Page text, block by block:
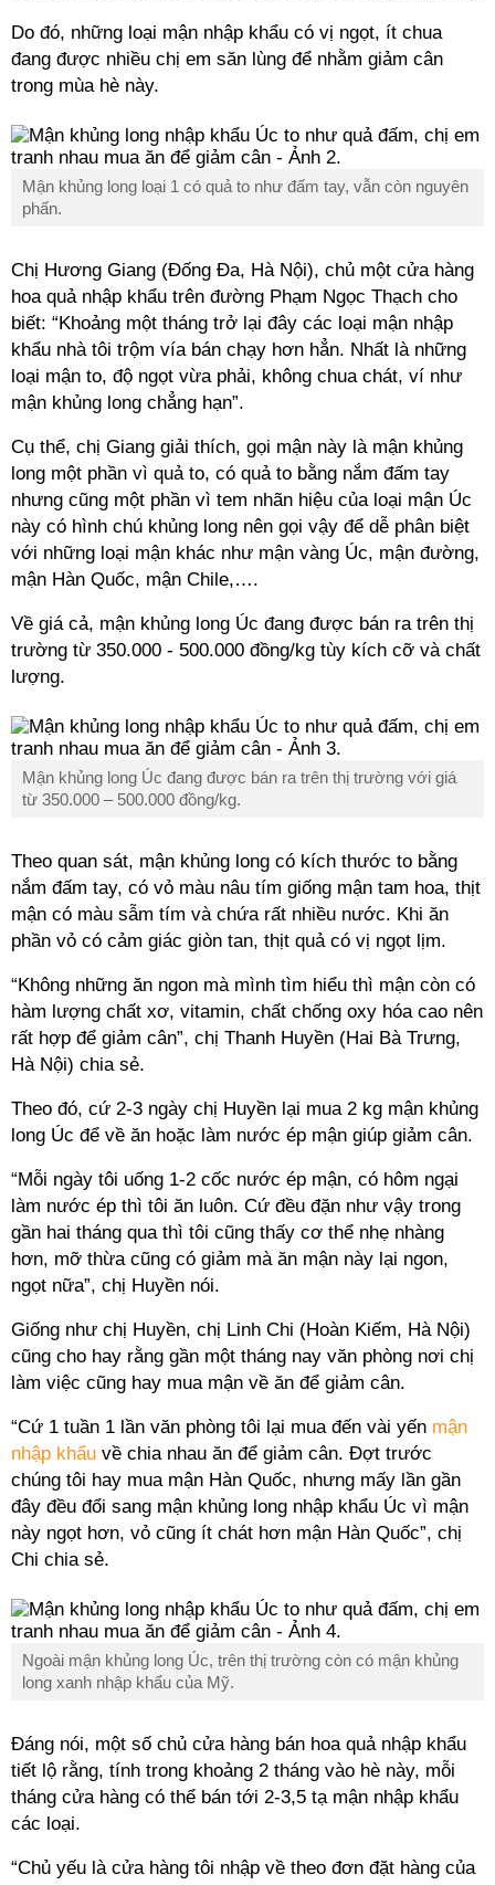
Do đó, những loại mận nhập khẩu có vị ngọt, ít chua
đang được nhiều chị em săn lùng để nhằm giảm cân
trong mùa hè này.
Mận khủng long loại 1 có quả to như đấm tay, vẫn còn nguyên
phấn.
Chị Hương Giang (Đống Đa, Hà Nội), chủ một cửa hàng
hoa quả nhập khẩu trên đường Phạm Ngọc Thạch cho
biết: “Khoảng một tháng trở lại đây các loại mận nhập
khẩu nhà tôi trộm vía bán chạy hơn hẳn. Nhất là những
loại mận to, độ ngọt vừa phải, không chua chát, ví như
mận khủng long chẳng hạn”.
Cụ thể, chị Giang giải thích, gọi mận này là mận khủng
long một phần vì quả to, có quả to bằng nắm đấm tay
nhưng cũng một phần vì tem nhãn hiệu của loại mận Úc
này có hình chú khủng long nên gọi vậy để dễ phân biệt
với những loại mận khác như mận vàng Úc, mận đường,
mận Hàn Quốc, mận Chile,….
Về giá cả, mận khủng long Úc đang được bán ra trên thị
trường từ 350.000 - 500.000 đồng/kg tùy kích cỡ và chất
lượng.
Mận khủng long Úc đang được bán ra trên thị trường với giá
từ 350.000 – 500.000 đồng/kg.
Theo quan sát, mận khủng long có kích thước to bằng
nắm đấm tay, có vỏ màu nâu tím giống mận tam hoa, thịt
mận có màu sẫm tím và chứa rất nhiều nước. Khi ăn
phần vỏ có cảm giác giòn tan, thịt quả có vị ngọt lịm.
“Không những ăn ngon mà mình tìm hiểu thì mận còn có
hàm lượng chất xơ, vitamin, chất chống oxy hóa cao nên
rất hợp để giảm cân”, chị Thanh Huyền (Hai Bà Trưng,
Hà Nội) chia sẻ.
Theo đó, cứ 2-3 ngày chị Huyền lại mua 2 kg mận khủng
long Úc để về ăn hoặc làm nước ép mận giúp giảm cân.
“Mỗi ngày tôi uống 1-2 cốc nước ép mận, có hôm ngại
làm nước ép thì tôi ăn luôn. Cứ đều đặn như vậy trong
gần hai tháng qua thì tôi cũng thấy cơ thể nhẹ nhàng
hơn, mỡ thừa cũng có giảm mà ăn mận này lại ngon,
ngọt nữa”, chị Huyền nói.
Giống như chị Huyền, chị Linh Chi (Hoàn Kiếm, Hà Nội)
cũng cho hay rằng gần một tháng nay văn phòng nơi chị
làm việc cũng hay mua mận về ăn để giảm cân.
“Cứ 1 tuần 1 lần văn phòng tôi lại mua đến vài yến mận
nhập khẩu về chia nhau ăn để giảm cân. Đợt trước
chúng tôi hay mua mận Hàn Quốc, nhưng mấy lần gần
đây đều đổi sang mận khủng long nhập khẩu Úc vì mận
này ngọt hơn, vỏ cũng ít chát hơn mận Hàn Quốc”, chị
Chi chia sẻ.
Ngoài mận khủng long Úc, trên thị trường còn có mận khủng
long xanh nhập khẩu của Mỹ.
Đáng nói, một số chủ cửa hàng bán hoa quả nhập khẩu
tiết lộ rằng, tính trong khoảng 2 tháng vào hè này, mỗi
tháng cửa hàng có thể bán tới 2-3,5 tạ mận nhập khẩu
các loại.
“Chủ yếu là cửa hàng tôi nhập về theo đơn đặt hàng của